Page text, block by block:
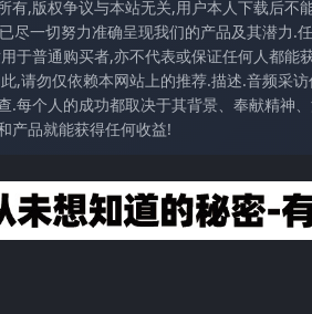
有,版权争议与本站无关,用户本人下载后
尽一切努力准确呈现我们的产品及其潜力.
于普通购买者,亦不代表或保证任何人都
,请勿仅依赖本网站上的推荐.描述.音频采
.每个人的成功都取决于其背景、奉献精神
产品就能获得任何收益!